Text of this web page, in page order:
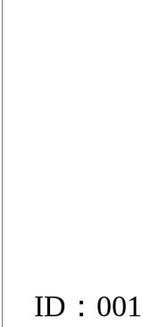
ID：